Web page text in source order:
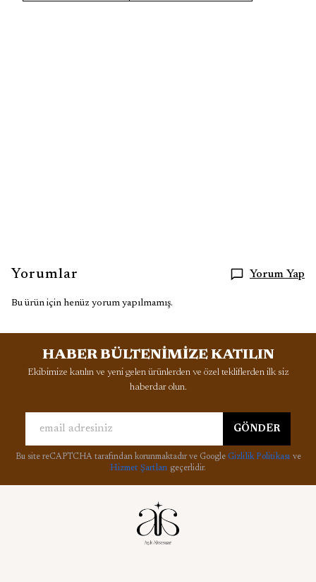
Yorumlar Yorum Yap
Bu ürün için henüz yorum yapılmamış.
HABER BÜLTENİMİZE KATILIN
Ekibimize katılın ve yeni gelen ürünlerden ve özel tekliflerden ilk siz
haberdar olun.
GÖNDER
Bu site reCAPTCHA tarafından korunmaktadır ve Google Gizlilik Politikası ve
Hizmet Şartları geçerlidir.